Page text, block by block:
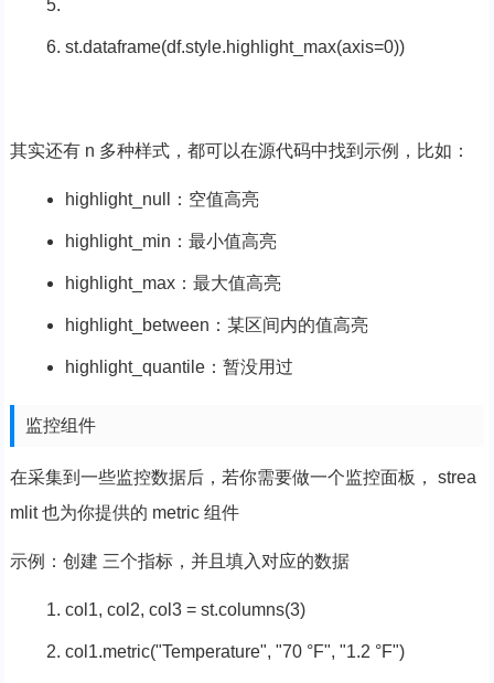
st.dataframe(df.style.highlight_max(axis=0))
其实还有 n 多种样式，都可以在源代码中找到示例，比如：
highlight_null：空值高亮
highlight_min：最小值高亮
highlight_max：最大值高亮
highlight_between：某区间内的值高亮
highlight_quantile：暂没用过
监控组件
在采集到一些监控数据后，若你需要做一个监控面板， strea
mlit 也为你提供的 metric 组件
示例：创建 三个指标，并且填入对应的数据
col1, col2, col3 = st.columns(3)
col1.metric("Temperature", "70 °F", "1.2 °F")